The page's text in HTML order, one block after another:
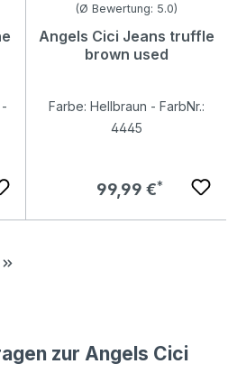
Durchschnittliche Bewertung
(Ø Bewertung: 5.0)
Angels Cici Jeans truffle
brown used
Farbe: Hellbraun - FarbNr.:
4445
Regulärer Preis:
99,99 €
zur Angels Cici